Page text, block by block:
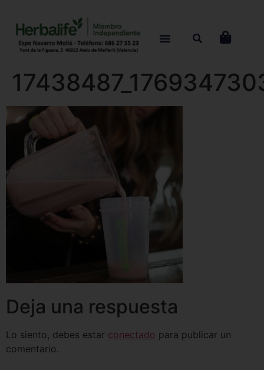
Deja una respuesta
Lo siento, debes estar conectado para publicar un
comentario.